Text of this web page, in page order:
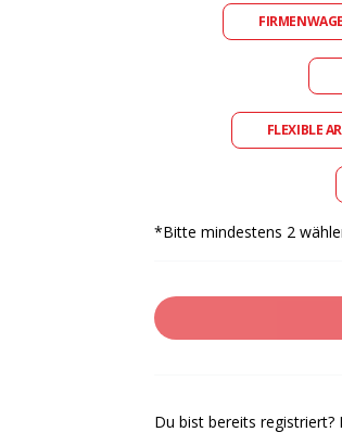
FLEXIBLE
*Bitte mindestens 2
Du bist bereits registriert?